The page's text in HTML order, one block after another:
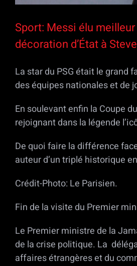
Sport: Messi élu
décoration d’État à
La star du PSG était le grand
des équipes nationales et de
En soulevant enfin la Coupe
rejoignant dans la légende
De quoi faire la différence
auteur d’un triplé historique
Crédit-Photo: Le Parisien.
Fin de la visite du Premier
Le Premier ministre de la
de la crise politique. La
affaires étrangères et du